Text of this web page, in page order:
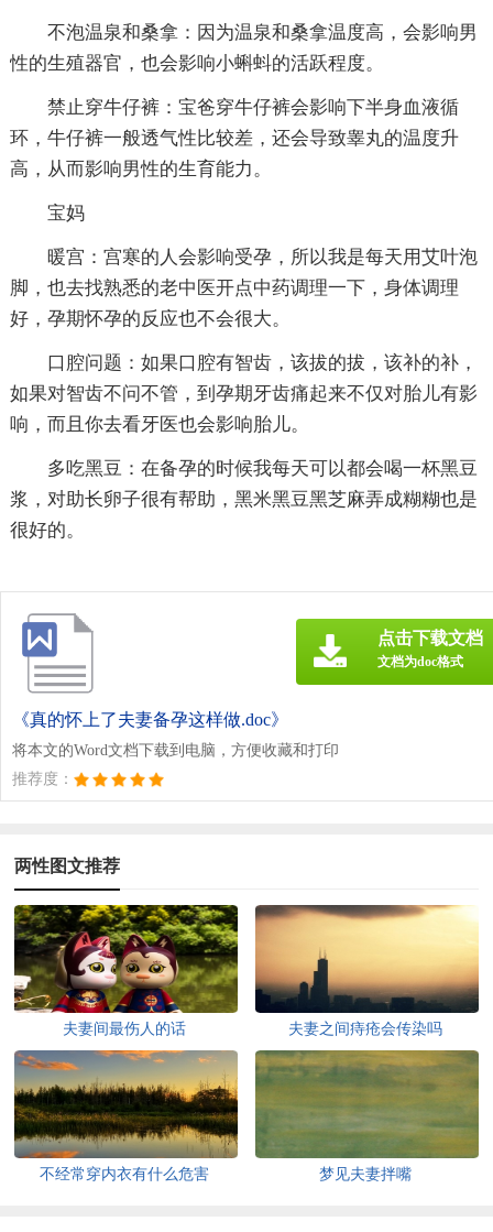
不泡温泉和桑拿：因为温泉和桑拿温度高，会影响男
性的生殖器官，也会影响小蝌蚪的活跃程度。
禁止穿牛仔裤：宝爸穿牛仔裤会影响下半身血液循
环，牛仔裤一般透气性比较差，还会导致睾丸的温度升
高，从而影响男性的生育能力。
宝妈
暖宫：宫寒的人会影响受孕，所以我是每天用艾叶泡
脚，也去找熟悉的老中医开点中药调理一下，身体调理
好，孕期怀孕的反应也不会很大。
口腔问题：如果口腔有智齿，该拔的拔，该补的补，
如果对智齿不问不管，到孕期牙齿痛起来不仅对胎儿有影
响，而且你去看牙医也会影响胎儿。
多吃黑豆：在备孕的时候我每天可以都会喝一杯黑豆
浆，对助长卵子很有帮助，黑米黑豆黑芝麻弄成糊糊也是
很好的。
《真的怀上了夫妻备孕这样做.doc》
将本文的Word文档下载到电脑，方便收藏和打印
推荐度：
点击下载文档
文档为doc格式
两性图文推荐
夫妻间最伤人的话 夫妻之间痔疮会传染吗
不经常穿内衣有什么危害 梦见夫妻拌嘴